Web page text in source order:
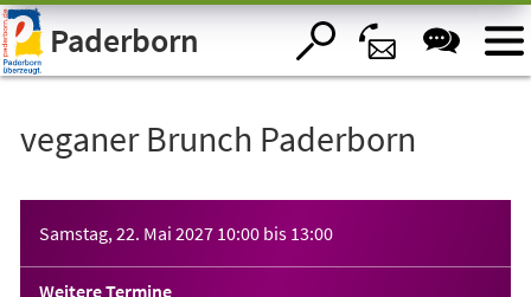
Visuelle
Assistenzsoftware
öffnen.Paderborn
veganer Brunch Paderborn
Samstag, 22. Mai 2027 10:00 bis 13:00
Weitere Termine